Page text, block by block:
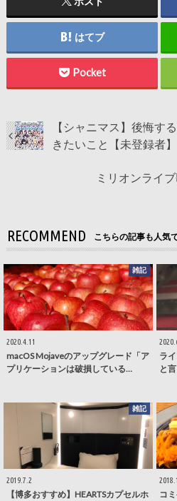
はてブ
Pocket
【シャニマス】後悔す
きたいこと【未登録者】
ミリオンライ
RECOMMEND こちらの記事も人気で
雑記
2020.4.11
macOS Mojaveのアップグレード「ア
プリケーションは破損している…
ラ
と
雑記
2019.7.2
【博多おすすめ】HEARTSカプセルホ
コ